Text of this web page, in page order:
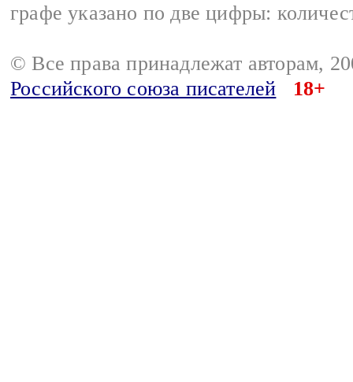
графе указано по две цифры:
© Все права принадлежат авторам,
Российского союза писателей
18+